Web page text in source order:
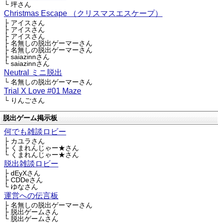
└ 坪さん
Christmas Escape （クリスマスエスケープ）
├ アイスさん
├ アイスさん
├ アイスさん
├ 名無しの脱出ゲーマーさん
├ 名無しの脱出ゲーマーさん
├ saiazinnさん
└ saiazinnさん
Neutral ミニ脱出
└ 名無しの脱出ゲーマーさん
Trial X Love #01 Maze
└ りんごさん
脱出ゲーム掲示板
何でも雑談ロビー
├ カユラさん
├ くまれんじゃー★さん
└ くまれんじゃー★さん
脱出雑談ロビー
├ dEyXさん
├ CDDeさん
└ ゆなさん
運営への伝言板
├ 名無しの脱出ゲーマーさん
├ 脱出ゲームさん
└ 脱出ゲームさん